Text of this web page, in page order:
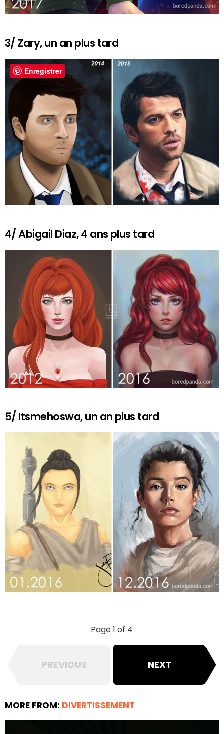
3/ Zary, un an plus tard
4/ Abigail Diaz, 4 ans plus tard
5/ Itsmehoswa, un an plus tard
Page 1 of 4
PREVIOUS NEXT
MORE FROM: DIVERTISSEMENT
Enregistrer